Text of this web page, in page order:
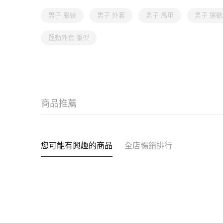
男子 服裝 男子 外套 男子 馬甲 男子 運
運動外套 版型
商品推薦
您可能有興趣的商品 全店暢銷排行